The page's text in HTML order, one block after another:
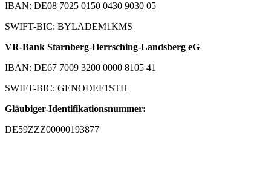
IBAN: DE08 7025 0150 0430 9030 05
SWIFT-BIC: BYLADEM1KMS
VR-Bank Starnberg-Herrsching-Landsberg eG
IBAN: DE67 7009 3200 0000 8105 41
SWIFT-BIC: GENODEF1STH
Gläubiger-Identifikationsnummer:
DE59ZZZ00000193877